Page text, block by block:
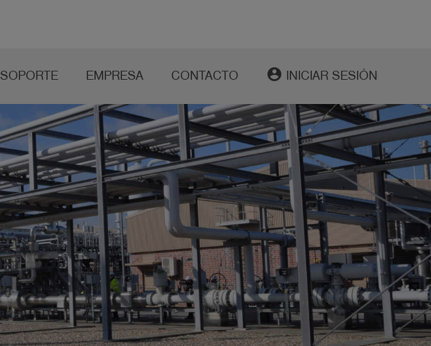
SOPORTE EMPRESA CONTACTO account_circle INICIAR SESIÓN